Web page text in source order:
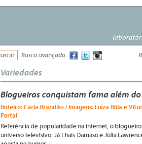
Busca avançada
Variedades
Blogueiros conquistam fama além
Roteiro: Carla Brandão / Imagens: Luiza Rôla e
Portal
Referência de popularidade na internet, o
universo televisivo. Já Thaís Damaso e Júlia